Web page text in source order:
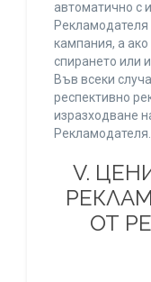
автоматично с
кампания, а
спирането или
Във всеки
респективно
изразходване
Рекламодателя.
V.
ОТ